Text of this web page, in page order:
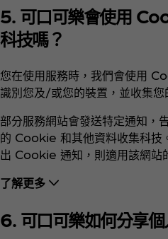
5. 可口可樂會使用
科技嗎？
您在使用服務時，我們會使用
識別您及/或您的裝置，並收集您
部分服務網站會發送特定通知，
的 Cookie 和其他資料收集科技
出 Cookie 通知，則適用該網站
了解更多
6. 可口可樂如何分享個